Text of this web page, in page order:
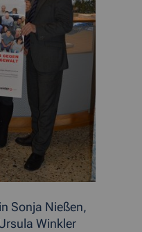
Sonja Nießen,
Winkler